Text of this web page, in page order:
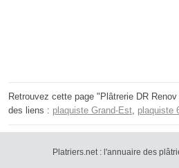
Retrouvez cette page "Plâtrerie DR
des liens : plaquiste Grand-Est, plaquiste
Platriers.net : l'annuaire des